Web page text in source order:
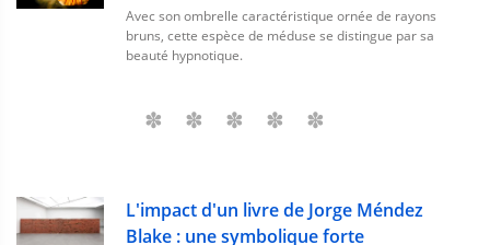
Avec son ombrelle caractéristique ornée de rayons
bruns, cette espèce de méduse se distingue par sa
beauté hypnotique.
L'impact d'un livre de Jorge Méndez
Blake : une symbolique forte